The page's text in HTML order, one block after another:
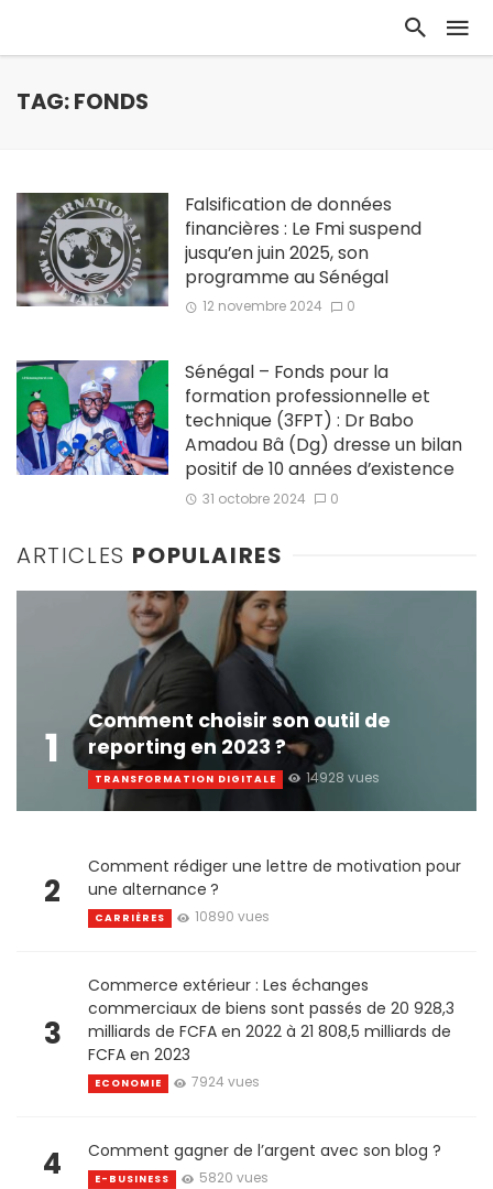
TAG: FONDS
Falsification de données
financières : Le Fmi suspend
jusqu’en juin 2025, son
programme au Sénégal
12 novembre 2024 0
Sénégal – Fonds pour la
formation professionnelle et
technique (3FPT) : Dr Babo
Amadou Bâ (Dg) dresse un bilan
positif de 10 années d’existence
31 octobre 2024 0
ARTICLES POPULAIRES
1
Comment choisir son outil de
reporting en 2023 ?
TRANSFORMATION DIGITALE 14928 vues
2
Comment rédiger une lettre de motivation pour
une alternance ?
CARRIÈRES 10890 vues
3
Commerce extérieur : Les échanges
commerciaux de biens sont passés de 20 928,3
milliards de FCFA en 2022 à 21 808,5 milliards de
FCFA en 2023
ECONOMIE 7924 vues
4 Comment gagner de l’argent avec son blog ?
E-BUSINESS 5820 vues